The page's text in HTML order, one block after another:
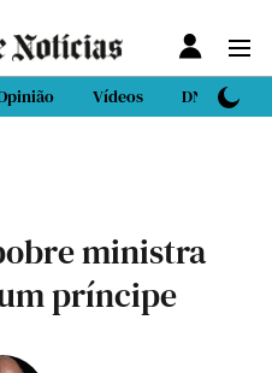
Vídeos DN Sport
ministra
príncipe